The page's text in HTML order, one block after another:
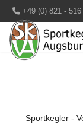
+49 (0) 821 - 516
Sportkegler -